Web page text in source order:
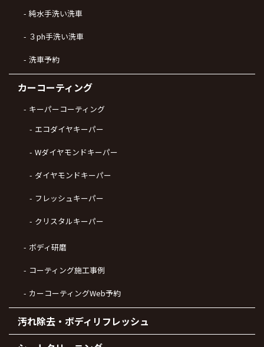
純水手洗い洗車
３ph手洗い洗車
洗車予約
カーコーティング
キーパーコーティング
エコダイヤキーパー
Wダイヤモンドキーパー
ダイヤモンドキーパー
フレッシュキーパー
クリスタルキーパー
ボディ研磨
コーティング施工事例
カーコーティングWeb予約
汚れ除去・ボディリフレッシュ